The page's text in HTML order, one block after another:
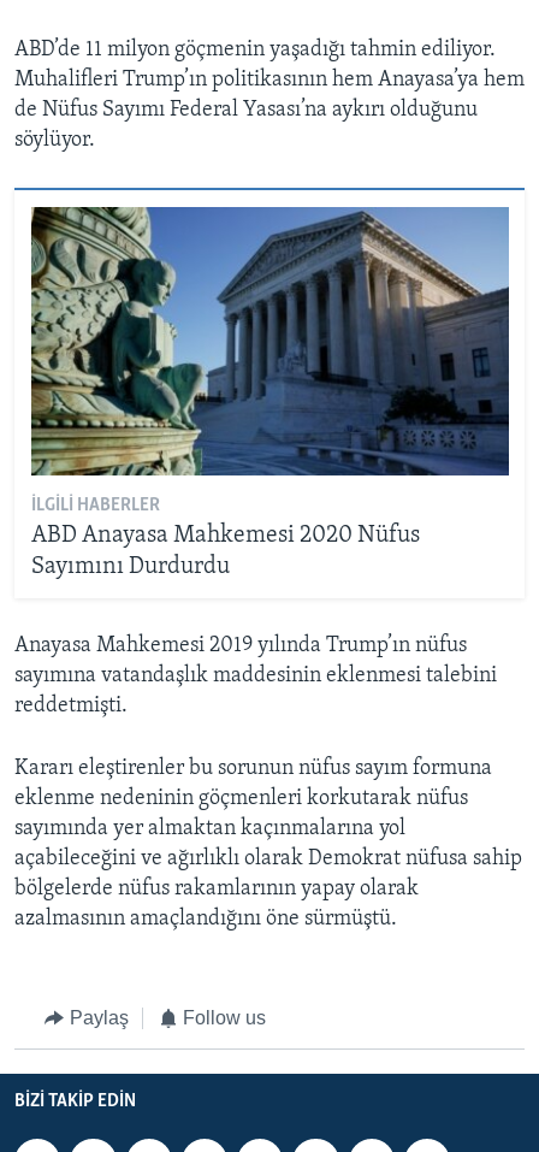
ABD’de 11 milyon göçmenin yaşadığı tahmin ediliyor.
Muhalifleri Trump’ın politikasının hem Anayasa’ya hem
de Nüfus Sayımı Federal Yasası’na aykırı olduğunu
söylüyor.
İLGILI HABERLER
ABD Anayasa Mahkemesi 2020 Nüfus
Sayımını Durdurdu
Anayasa Mahkemesi 2019 yılında Trump’ın nüfus
sayımına vatandaşlık maddesinin eklenmesi talebini
reddetmişti.
Kararı eleştirenler bu sorunun nüfus sayım formuna
eklenme nedeninin göçmenleri korkutarak nüfus
sayımında yer almaktan kaçınmalarına yol
açabileceğini ve ağırlıklı olarak Demokrat nüfusa sahip
bölgelerde nüfus rakamlarının yapay olarak
azalmasının amaçlandığını öne sürmüştü.
Paylaş Follow us
BIZI TAKIP EDIN